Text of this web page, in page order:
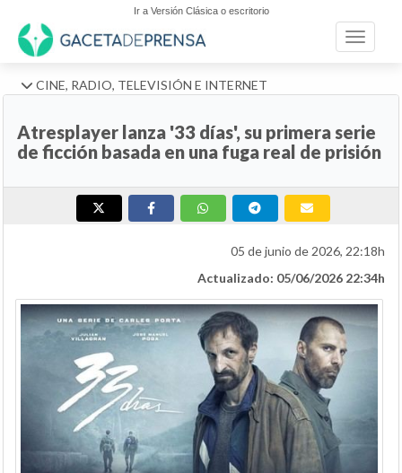
Ir a Versión Clásica o escritorio
Toggle
CINE, RADIO, TELEVISIÓN E INTERNET
Atresplayer lanza '33 días', su primera serie
de ficción basada en una fuga real de prisión
05 de junio de 2026, 22:18h
Actualizado: 05/06/2026 22:34h